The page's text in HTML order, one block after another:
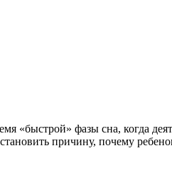
фазы сна, когда
причину, почему